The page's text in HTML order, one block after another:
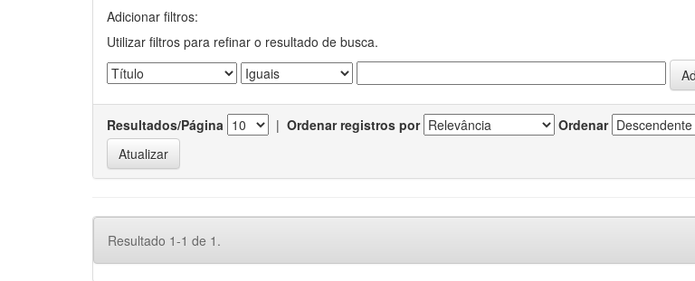
Adicionar filtros:
Utilizar filtros para refinar o resultado de busca.
Resultados/Página | Ordenar registros por Ordenar
Resultado 1-1 de 1.